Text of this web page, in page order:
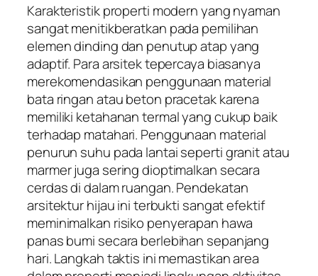
Karakteristik properti modern yang nyaman
sangat menitikberatkan pada pemilihan
elemen dinding dan penutup atap yang
adaptif. Para arsitek tepercaya biasanya
merekomendasikan penggunaan material
bata ringan atau beton pracetak karena
memiliki ketahanan termal yang cukup baik
terhadap matahari. Penggunaan material
penurun suhu pada lantai seperti granit atau
marmer juga sering dioptimalkan secara
cerdas di dalam ruangan. Pendekatan
arsitektur hijau ini terbukti sangat efektif
meminimalkan risiko penyerapan hawa
panas bumi secara berlebihan sepanjang
hari. Langkah taktis ini memastikan area